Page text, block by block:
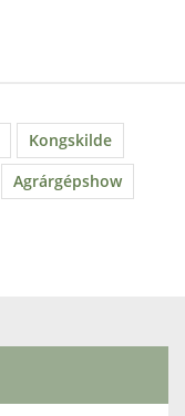
Kongskilde
Agrárgépshow